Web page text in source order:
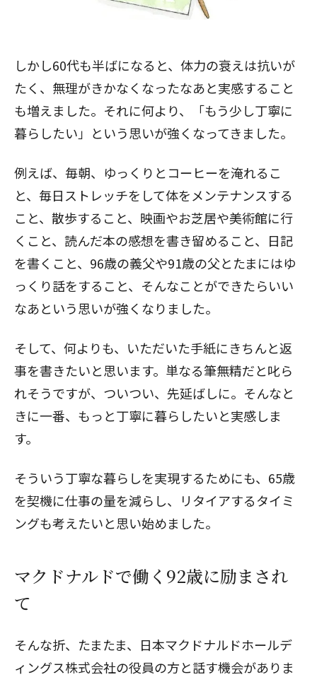
しかし60代も半ばになると、体力の衰えは抗いが
たく、無理がきかなくなったなあと実感すること
も増えました。それに何より、「もう少し丁寧に
暮らしたい」という思いが強くなってきました。
例えば、毎朝、ゆっくりとコーヒーを淹れるこ
と、毎日ストレッチをして体をメンテナンスする
こと、散歩すること、映画やお芝居や美術館に行
くこと、読んだ本の感想を書き留めること、日記
を書くこと、96歳の義父や91歳の父とたまにはゆ
っくり話をすること、そんなことができたらいい
なあという思いが強くなりました。
そして、何よりも、いただいた手紙にきちんと返
事を書きたいと思います。単なる筆無精だと叱ら
れそうですが、ついつい、先延ばしに。そんなと
きに一番、もっと丁寧に暮らしたいと実感しま
す。
そういう丁寧な暮らしを実現するためにも、65歳
を契機に仕事の量を減らし、リタイアするタイミ
ングも考えたいと思い始めました。
マクドナルドで働く92歳に励まされ
て
そんな折、たまたま、日本マクドナルドホールデ
ィングス株式会社の役員の方と話す機会がありま